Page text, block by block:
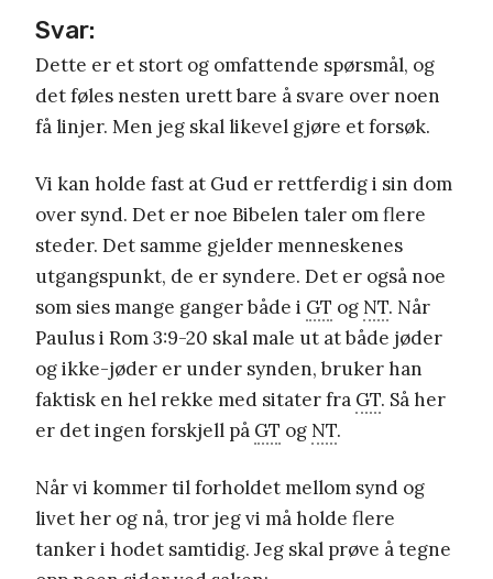
Svar:
Dette er et stort og omfattende spørsmål, og
det føles nesten urett bare å svare over noen
få linjer. Men jeg skal likevel gjøre et forsøk.
Vi kan holde fast at Gud er rettferdig i sin dom
over synd. Det er noe Bibelen taler om flere
steder. Det samme gjelder menneskenes
utgangspunkt, de er syndere. Det er også noe
som sies mange ganger både i GT og NT. Når
Paulus i Rom 3:9-20 skal male ut at både jøder
og ikke-jøder er under synden, bruker han
faktisk en hel rekke med sitater fra GT. Så her
er det ingen forskjell på GT og NT.
Når vi kommer til forholdet mellom synd og
livet her og nå, tror jeg vi må holde flere
tanker i hodet samtidig. Jeg skal prøve å tegne